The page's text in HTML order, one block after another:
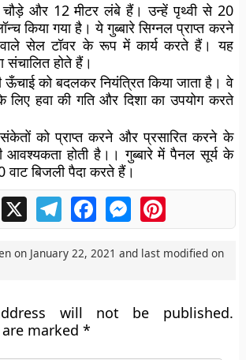
चौड़े और 12 मीटर लंबे हैं। उन्हें पृथ्वी से 20
किया गया है। ये गुब्बारे सिग्नल प्राप्त करने
सेल टॉवर के रूप में कार्य करते हैं। यह
संचालित होते हैं।
ऊँचाई को बदलकर नियंत्रित किया जाता है। वे
हवा की गति और दिशा का उपयोग करते
को प्राप्त करने और प्रसारित करने के
आवश्यकता होती है।। गुब्बारे में पैनल सूर्य के
बिजली पैदा करते हैं।
X TelegramFacebookMessengerPinterest
on January 22, 2021 and last modified on
will not be published.
are marked*